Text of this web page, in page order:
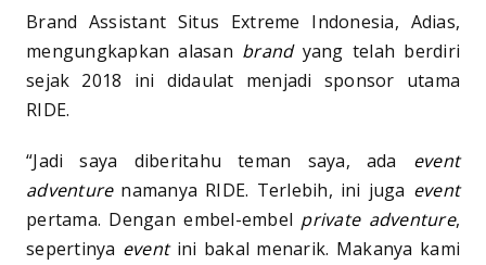
Brand Assistant Situs Extreme Indonesia, Adias,
mengungkapkan alasan brandyang telah berdiri
sejak 2018 ini didaulat menjadi sponsor utama
RIDE.
“Jadi saya diberitahu teman saya, ada event
adventurenamanya RIDE. Terlebih, ini juga event
pertama. Dengan embel-embel private adventure,
sepertinya eventini bakal menarik. Makanya kami